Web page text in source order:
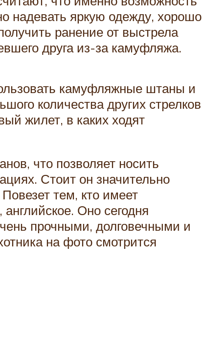
надевать яркую одежду, хорошо
ранение от выстрела
друга из-за камуфляжа.
камуфляжные штаны и
количества других стрелков
жилет, в каких ходят
что позволяет носить
Стоит он значительно
тем, кто имеет
Оно сегодня
прочными, долговечными и
на фото смотрится